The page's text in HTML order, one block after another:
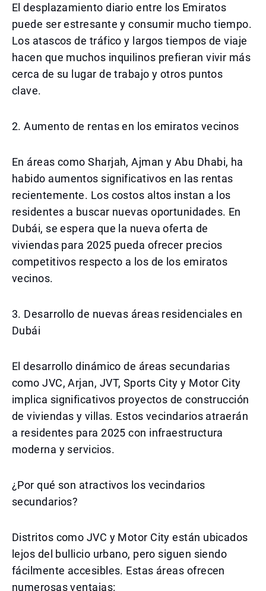
El desplazamiento diario entre los Emiratos
puede ser estresante y consumir mucho tiempo.
Los atascos de tráfico y largos tiempos de viaje
hacen que muchos inquilinos prefieran vivir más
cerca de su lugar de trabajo y otros puntos
clave.
2. Aumento de rentas en los emiratos vecinos
En áreas como Sharjah, Ajman y Abu Dhabi, ha
habido aumentos significativos en las rentas
recientemente. Los costos altos instan a los
residentes a buscar nuevas oportunidades. En
Dubái, se espera que la nueva oferta de
viviendas para 2025 pueda ofrecer precios
competitivos respecto a los de los emiratos
vecinos.
3. Desarrollo de nuevas áreas residenciales en
Dubái
El desarrollo dinámico de áreas secundarias
como JVC, Arjan, JVT, Sports City y Motor City
implica significativos proyectos de construcción
de viviendas y villas. Estos vecindarios atraerán
a residentes para 2025 con infraestructura
moderna y servicios.
¿Por qué son atractivos los vecindarios
secundarios?
Distritos como JVC y Motor City están ubicados
lejos del bullicio urbano, pero siguen siendo
fácilmente accesibles. Estas áreas ofrecen
numerosas ventajas: